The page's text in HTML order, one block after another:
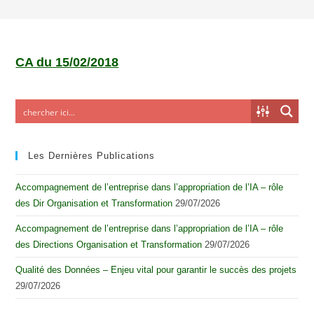
CA du 15/02/2018
Les Dernières Publications
Accompagnement de l’entreprise dans l’appropriation de l’IA – rôle
des Dir Organisation et Transformation 29/07/2026
Accompagnement de l’entreprise dans l’appropriation de l’IA – rôle
des Directions Organisation et Transformation 29/07/2026
Qualité des Données – Enjeu vital pour garantir le succès des projets
29/07/2026